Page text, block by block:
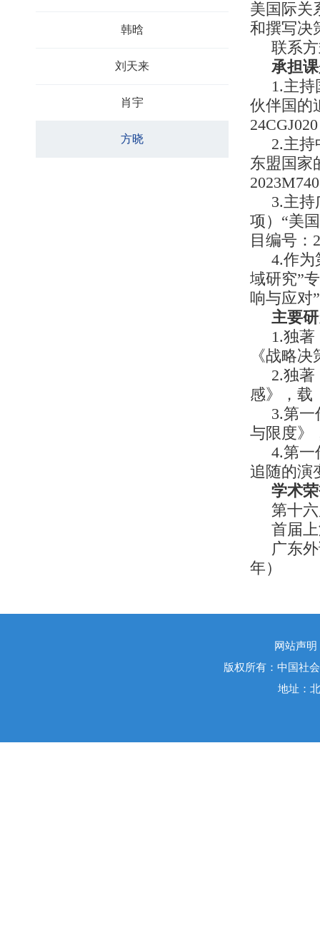
韩晗
刘天来
肖宇
方晓
美国际关
和撰写决
联系
承担
1.主
伙伴国的
2.主持
东盟国家
3.主持
项）“美
目编号：
4.作为
域研究”
响与应对”
主要
1.独
《战略
2.独
感》，载
3.第
与限度》
4.第一
追随的演
学术
第十
首届
广东
年）
网站声明
版权所有：中国社
地址：